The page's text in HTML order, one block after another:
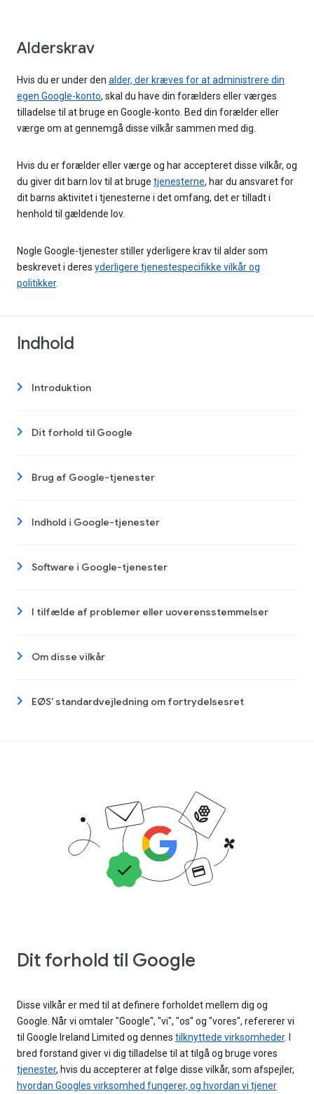
Alderskrav
Hvis du er under den alder, der kræves for at administrere din
egen Google-konto, skal du have din forælders eller værges
tilladelse til at bruge en Google-konto. Bed din forælder eller
værge om at gennemgå disse vilkår sammen med dig.
Hvis du er forælder eller værge og har accepteret disse vilkår, og
du giver dit barn lov til at bruge tjenesterne, har du ansvaret for
dit barns aktivitet i tjenesterne i det omfang, det er tilladt i
henhold til gældende lov.
Nogle Google-tjenester stiller yderligere krav til alder som
beskrevet i deres yderligere tjenestespecifikke vilkår og
politikker.
Indhold
Introduktion
Dit forhold til Google
Brug af Google-tjenester
Indhold i Google-tjenester
Software i Google-tjenester
I tilfælde af problemer eller uoverensstemmelser
Om disse vilkår
EØS' standardvejledning om fortrydelsesret
Dit forhold til Google
Disse vilkår er med til at definere forholdet mellem dig og
Google. Når vi omtaler "Google", "vi", "os" og "vores", refererer vi
til Google Ireland Limited og dennes tilknyttede virksomheder. I
bred forstand giver vi dig tilladelse til at tilgå og bruge vores
tjenester, hvis du accepterer at følge disse vilkår, som afspejler,
hvordan Googles virksomhed fungerer, og hvordan vi tjener